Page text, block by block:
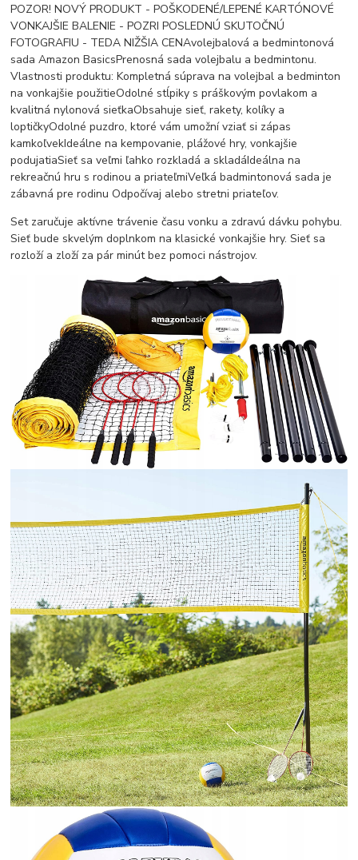
POZOR! NOVÝ PRODUKT - POŠKODENÉ/LEPENÉ KARTÓNOVÉ
VONKAJŠIE BALENIE - POZRI POSLEDNÚ SKUTOČNÚ
FOTOGRAFIU - TEDA NIŽŠIA CENAvolejbalová a bedmintonová
sada Amazon BasicsPrenosná sada volejbalu a bedmintonu.
Vlastnosti produktu: Kompletná súprava na volejbal a bedminton
na vonkajšie použitieOdolné stĺpiky s práškovým povlakom a
kvalitná nylonová sieťkaObsahuje sieť, rakety, kolíky a
loptičkyOdolné puzdro, ktoré vám umožní vziať si zápas
kamkoľvekIdeálne na kempovanie, plážové hry, vonkajšie
podujatiaSieť sa veľmi ľahko rozkladá a skladáIdeálna na
rekreačnú hru s rodinou a priateľmiVeľká badmintonová sada je
zábavná pre rodinu Odpočívaj alebo stretni priateľov.
Set zaručuje aktívne trávenie času vonku a zdravú dávku pohybu.
Sieť bude skvelým doplnkom na klasické vonkajšie hry. Sieť sa
rozloží a zloží za pár minút bez pomoci nástrojov.